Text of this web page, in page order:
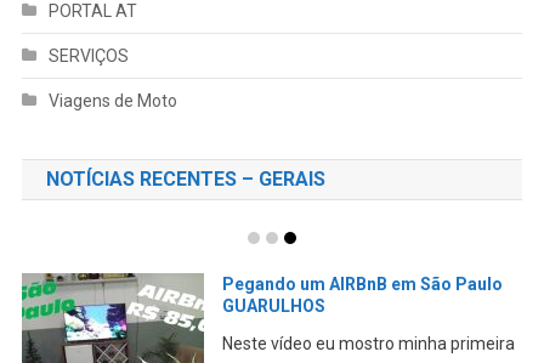
PORTAL AT
SERVIÇOS
Viagens de Moto
NOTÍCIAS RECENTES – GERAIS
ONBOARD Lajeado e Serra de Pouso
Novo no RS
Pegar a estrada é sempre fantástico.